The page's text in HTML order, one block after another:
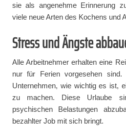
sie als angenehme Erinnerung
viele neue Arten des Kochens und
Stress und Ängste
Alle Arbeitnehmer erhalten eine
nur für Ferien vorgesehen
Unternehmen, wie wichtig es ist,
zu machen. Diese Urlaube
psychischen Belastungen
bezahlter Job mit sich bringt.